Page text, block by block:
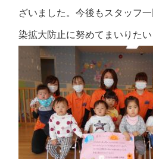
ざいました。今後もスタッフ
染拡大防止に努めてまいりたい